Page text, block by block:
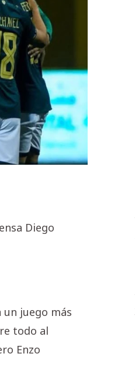
Diego
juego más
todo al
Enzo